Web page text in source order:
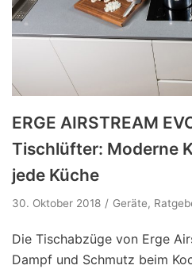
ERGE AIRSTREAM
Tischlüfter: Moderne
jede Küche
30. Oktober 2018 Geräte,
Die Tischabzüge von Erge
Dampf und Schmutz beim